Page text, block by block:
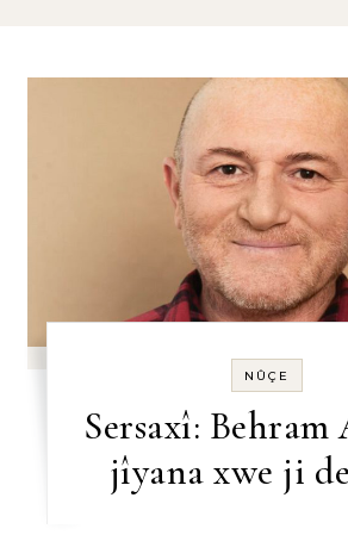
NÛÇE
Sersaxî: Behram
jîyana xwe ji